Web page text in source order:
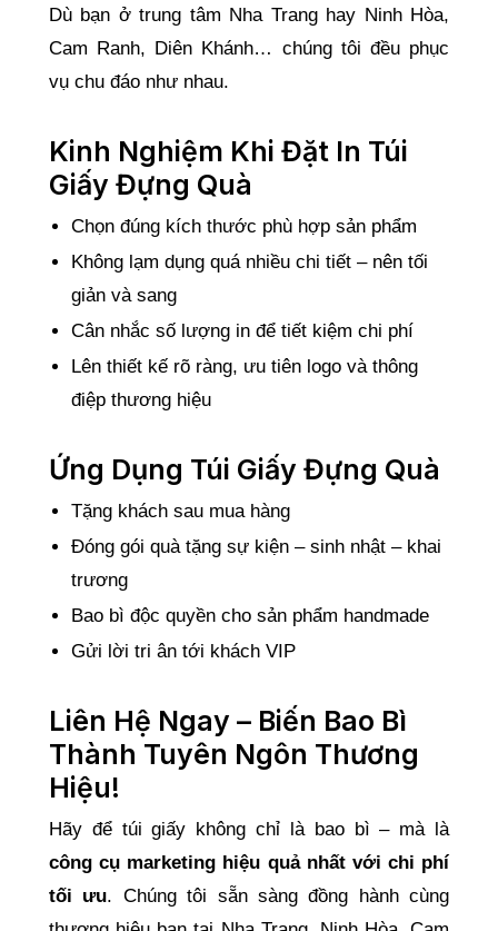
Dù bạn ở trung tâm Nha Trang hay Ninh Hòa,
Cam Ranh, Diên Khánh… chúng tôi đều phục
vụ chu đáo như nhau.
Kinh Nghiệm Khi Đặt In Túi
Giấy Đựng Quà
Chọn đúng kích thước phù hợp sản phẩm
Không lạm dụng quá nhiều chi tiết – nên tối
giản và sang
Cân nhắc số lượng in để tiết kiệm chi phí
Lên thiết kế rõ ràng, ưu tiên logo và thông
điệp thương hiệu
Ứng Dụng Túi Giấy Đựng Quà
Tặng khách sau mua hàng
Đóng gói quà tặng sự kiện – sinh nhật – khai
trương
Bao bì độc quyền cho sản phẩm handmade
Gửi lời tri ân tới khách VIP
Liên Hệ Ngay – Biến Bao Bì
Thành Tuyên Ngôn Thương
Hiệu!
Hãy để túi giấy không chỉ là bao bì – mà là
công cụ marketing hiệu quả nhất với chi phí
tối ưu. Chúng tôi sẵn sàng đồng hành cùng